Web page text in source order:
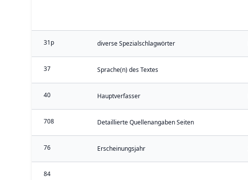
31p diverse Spezialschlagwörter
37 Sprache(n) des Textes
40 Hauptverfasser
708 Detaillierte Quellenangaben Seiten
76 Erscheinungsjahr
84